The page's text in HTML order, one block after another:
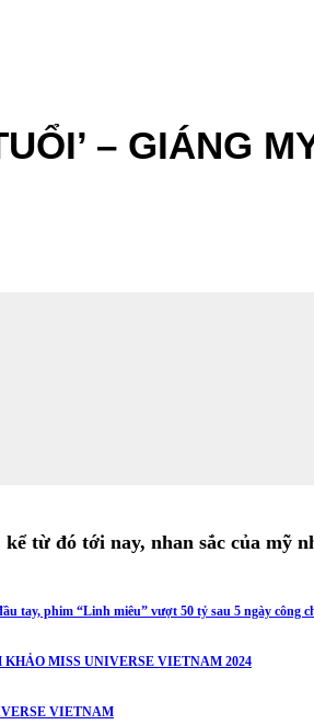
– GIÁNG
từ đó tới nay, nhan sắc của
tay, phim “Linh miêu” vượt 50 tỷ sau 5 ngày công
MISS UNIVERSE VIETNAM 2024
VIETNAM